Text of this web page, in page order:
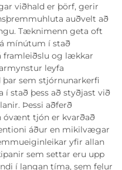
viðhald er þörf, gerir
auðvelt að
Tæknimenn geta oft
mínútum í stað
framleiðslu og lækkar
leyfa
sem stjórnunarkerfi
í stað þess að styðjast við
Þessi aðferð
óvænt tjón er kvarðað
áður en mikilvægar
yfir allan
sem settar eru upp
í langan tíma, sem felur